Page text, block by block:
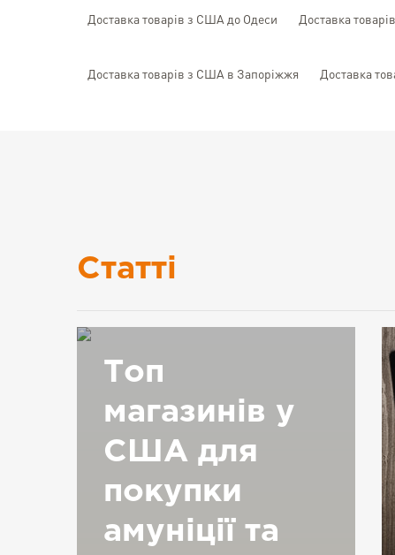
Доставка товарів з США до Одеси Доставка
Доставка товарів з США в Запоріжжя Доставка
Статті
Топ
магазинів у
США для
покупки
амуніції та